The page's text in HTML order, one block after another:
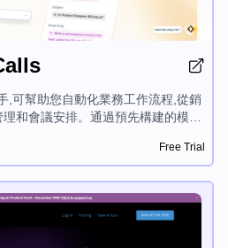
,可幫助您自動化業務工作流程,從銷
和會議安排。通過預先構建的模板
Free Trial